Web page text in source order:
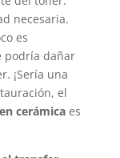
necesaria.
es
podría dañar
¡Sería una
el
cerámicaes